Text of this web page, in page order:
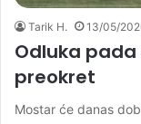
Tarik H. 13/05/
Odluka pada
preokret
Mostar će danas